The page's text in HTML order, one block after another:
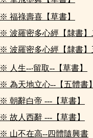
※ 福祿壽喜【草書】
※ 波羅密多心經【隸書】
※ 波羅密多心經【隸書】
※ 人生--‧留取--【草書】
※ 為天地立心--【五體書
※ 朝辭白帝 ---【草書】
※ 故人西辭 ---【草書】
※ 山不在高--四體隨興書